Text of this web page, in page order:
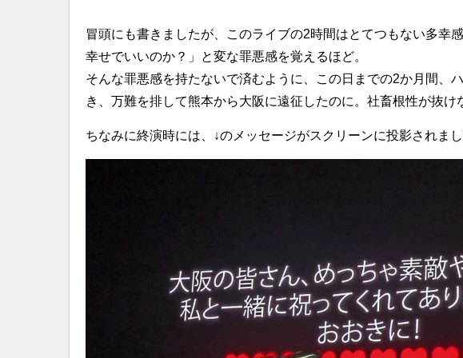
冒頭にも書きましたが、このライブの2時間はとてつもない多幸
幸せでいいのか？」と変な罪悪感を覚えるほど。
そんな罪悪感を持たないで済むように、この日までの2か月間、
き、万難を排して熊本から大阪に遠征したのに。社畜根性が抜け
ちなみに終演時には、↓のメッセージがスクリーンに投影されまし